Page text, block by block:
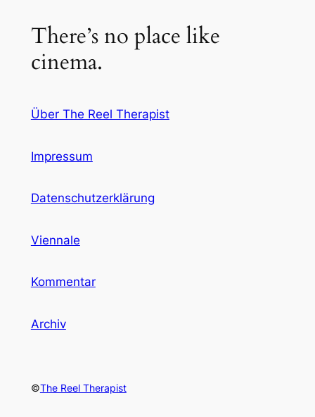
There’s no place like
cinema.
Über The Reel Therapist
Impressum
Datenschutzerklärung
Viennale
Kommentar
Archiv
©The Reel Therapist